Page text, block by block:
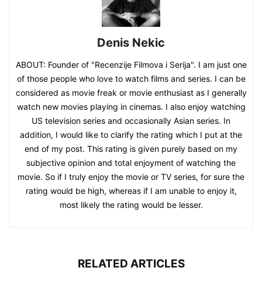
Denis Nekic
ABOUT: Founder of "Recenzije Filmova i Serija". I am just one
of those people who love to watch films and series. I can be
considered as movie freak or movie enthusiast as I generally
watch new movies playing in cinemas. I also enjoy watching
US television series and occasionally Asian series. In
addition, I would like to clarify the rating which I put at the
end of my post. This rating is given purely based on my
subjective opinion and total enjoyment of watching the
movie. So if I truly enjoy the movie or TV series, for sure the
rating would be high, whereas if I am unable to enjoy it,
most likely the rating would be lesser.
RELATED ARTICLES